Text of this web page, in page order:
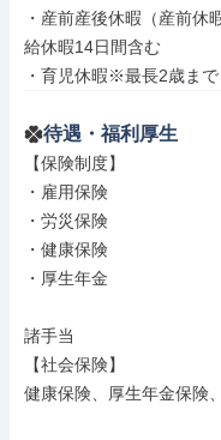
・産前産後休暇（産前
給休暇14日間含む
・育児休暇※最長2歳ま
待遇・福利厚生
【保険制度】
・雇用保険
・労災保険
・健康保険
・厚生年金
諸手当
【社会保険】
健康保険、厚生年金保険